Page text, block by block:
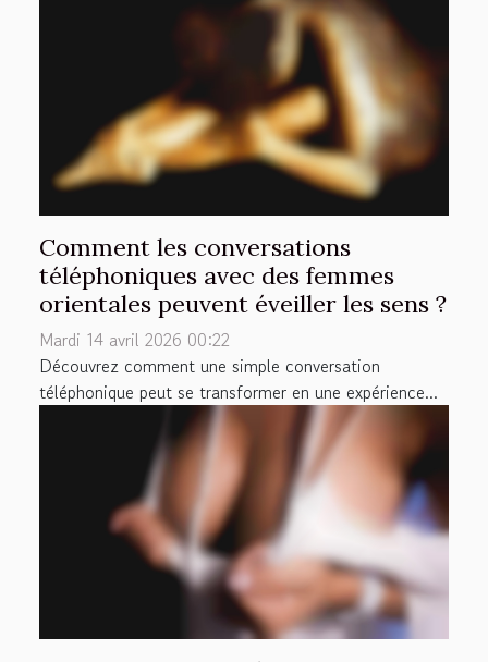
Comment les conversations
téléphoniques avec des femmes
orientales peuvent éveiller les sens ?
Mardi 14 avril 2026 00:22
Découvrez comment une simple conversation
téléphonique peut se transformer en une expérience...